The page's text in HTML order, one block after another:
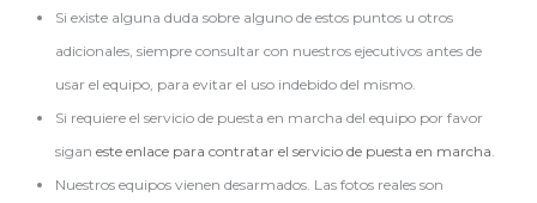
Si existe alguna duda sobre alguno de estos puntos u otros
adicionales, siempre consultar con nuestros ejecutivos antes de
usar el equipo, para evitar el uso indebido del mismo.
Si requiere el servicio de puesta en marcha del equipo por favor
siganeste enlace para contratar el servicio de puesta en marcha
Nuestros equipos vienen desarmados. Las fotos reales son